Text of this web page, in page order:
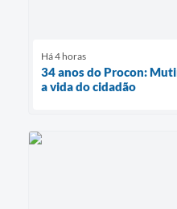
Há 4 horas
34 anos do Procon:
a vida do cidadão